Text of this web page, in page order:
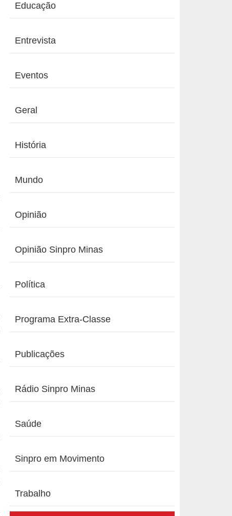
Educação
Entrevista
Eventos
Geral
História
Mundo
Opinião
Opinião Sinpro Minas
Política
Programa Extra-Classe
Publicações
Rádio Sinpro Minas
Saúde
Sinpro em Movimento
Trabalho